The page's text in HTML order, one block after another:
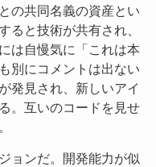
の共同名義の資産とい
ると技術が共有され、
は自慢気に「これは本
別にコメントは出ない
発見され、新しいアイ
。互いのコードを見せ
ョンだ。開発能力が似